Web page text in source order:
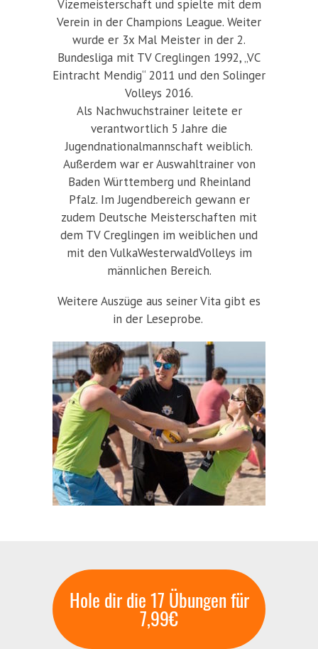
Vizemeisterschaft und spielte mit dem
Verein in der Champions League. Weiter
wurde er 3x Mal Meister in der 2.
Bundesliga mit TV Creglingen 1992, „VC
Eintracht Mendig“ 2011 und den Solinger
Volleys 2016.
Als Nachwuchstrainer leitete er
verantwortlich 5 Jahre die
Jugendnationalmannschaft weiblich.
Außerdem war er Auswahltrainer von
Baden Württemberg und Rheinland
Pfalz. Im Jugendbereich gewann er
zudem Deutsche Meisterschaften mit
dem TV Creglingen im weiblichen und
mit den VulkaWesterwaldVolleys im
männlichen Bereich.
Weitere Auszüge aus seiner Vita gibt es
in der Leseprobe.
Hole dir die 17 Übungen für
7,99€